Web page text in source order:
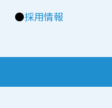
●採用情報